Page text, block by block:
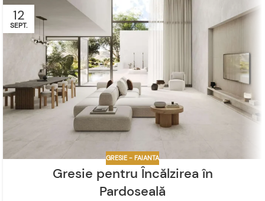
12
SEPT.
GRESIE - FAIANTA
Gresie pentru Încălzirea în
Pardoseală